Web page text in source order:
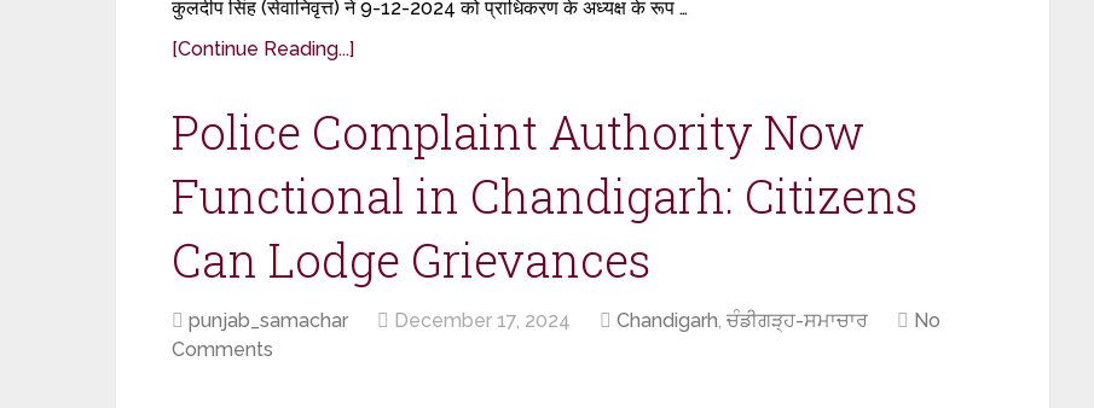
कुलदीप सिंह (सेवानिवृत्त) ने 9-12-2024 को प्राधिकरण के अध्यक्ष के रूप …
[Continue Reading...]
Police Complaint Authority Now
Functional in Chandigarh: Citizens
Can Lodge Grievances
punjab_samachar December 17, 2024 Chandigarh, ਚੰਡੀਗੜ੍ਹ-ਸਮਾਚਾਰ
No
Comments